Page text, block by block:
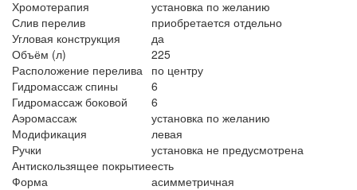
Хромотерапия
установка по желанию
Слив перелив
приобретается отдельно
Угловая конструкция
да
Объём (л)
225
Расположение перелива
по центру
Гидромассаж спины
6
Гидромассаж боковой
6
Аэромассаж
установка по желанию
Модификация
левая
Ручки
установка не предусмотрена
Антискользящее покрытиеесть
Форма
асимметричная